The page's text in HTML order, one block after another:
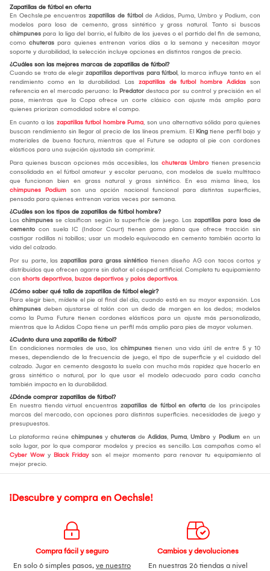
Zapatillas de fútbol en oferta
En Oechsle.pe encuentras zapatillas de fútbol de Adidas, Puma, Umbro y Podium, con
modelos para losa de cemento, grass sintético y grass natural. Tanto si buscas
chimpunes para la liga del barrio, el fulbito de los jueves o el partido del fin de semana,
como chuteras para quienes entrenan varios días a la semana y necesitan mayor
soporte y durabilidad, la selección incluye opciones en distintos rangos de precio.
¿Cuáles son las mejores marcas de zapatillas de fútbol?
Cuando se trata de elegir zapatillas deportivas para fútbol, la marca influye tanto en el
rendimiento como en la durabilidad. Las zapatillas de futbol hombre Adidas son
referencia en el mercado peruano: la Predator destaca por su control y precisión en el
pase, mientras que la Copa ofrece un corte clásico con ajuste más amplio para
quienes priorizan comodidad sobre el campo.
En cuanto a las zapatillas futbol hombre Puma, son una alternativa sólida para quienes
buscan rendimiento sin llegar al precio de las líneas premium. El King tiene perfil bajo y
materiales de buena factura, mientras que el Future se adapta al pie con cordones
elásticos para una sujeción ajustada sin comprimir.
Para quienes buscan opciones más accesibles, las chuteras Umbro tienen presencia
consolidada en el fútbol amateur y escolar peruano, con modelos de suela multitaco
que funcionan bien en grass natural y grass sintético. En esa misma línea, los
chimpunes Podium son una opción nacional funcional para distintas superficies,
pensada para quienes entrenan varias veces por semana.
¿Cuáles son los tipos de zapatillas de fútbol hombre?
Los chimpunes se clasifican según la superficie de juego. Las zapatillas para losa de
cemento con suela IC (Indoor Court) tienen goma plana que ofrece tracción sin
castigar rodillas ni tobillos; usar un modelo equivocado en cemento también acorta la
vida del calzado.
Por su parte, las zapatillas para grass sintético tienen diseño AG con tacos cortos y
distribuidos que ofrecen agarre sin dañar el césped artificial. Completa tu equipamiento
con shorts deportivos, buzos deportivos y polos deportivos.
¿Cómo saber qué talla de zapatillas de fútbol elegir?
Para elegir bien, mídete el pie al final del día, cuando está en su mayor expansión. Los
chimpunes deben ajustarse al talón con un dedo de margen en los dedos; modelos
como la Puma Future tienen cordones elásticos para un ajuste más personalizado,
mientras que la Adidas Copa tiene un perfil más amplio para pies de mayor volumen.
¿Cuánto dura una zapatilla de fútbol?
En condiciones normales de uso, los chimpunes tienen una vida útil de entre 5 y 10
meses, dependiendo de la frecuencia de juego, el tipo de superficie y el cuidado del
calzado. Jugar en cemento desgasta la suela con mucha más rapidez que hacerlo en
grass sintético o natural, por lo que usar el modelo adecuado para cada cancha
también impacta en la durabilidad.
¿Dónde comprar zapatillas de fútbol?
En nuestra tienda virtual encuentras zapatillas de fútbol en oferta de las principales
marcas del mercado, con opciones para distintas superficies. necesidades de juego y
presupuestos.
La plataforma reúne chimpunes y chuteras de Adidas, Puma, Umbro y Podium en un
solo lugar, por lo que comparar modelos y precios es sencillo. Las campañas como el
Cyber Wow y Black Fridayson el mejor momento para renovar tu equipamiento al
mejor precio.
¡Descubre y compra en Oechsle!
Compra fácil y seguro
En solo 6 simples pasos, ve nuestro
Cambios y devoluciones
En nuestras 26 tiendas a nivel